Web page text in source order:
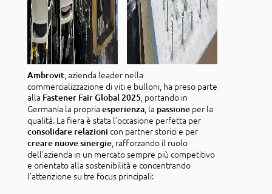
Ambrovit, azienda leader nella
commercializzazione di viti e bulloni, ha preso parte
alla Fastener Fair Global 2025, portando in
Germania la propria esperienza, la passioneper la
qualità. La fiera è stata l’occasione perfetta per
consolidare relazioni con partner storici e per
creare nuove sinergie, rafforzando il ruolo
dell’azienda in un mercato sempre più competitivo
e orientato alla sostenibilità e concentrando
l’attenzione su tre focus principali: